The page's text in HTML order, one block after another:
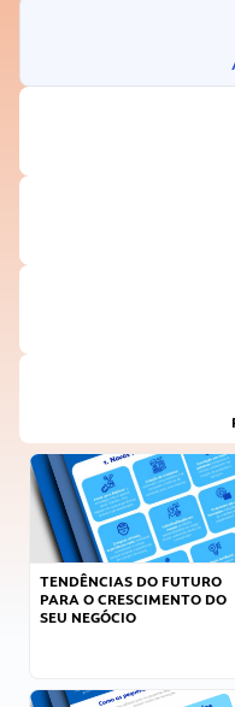
TENDÊNCIAS DO FUTURO
PARA O CRESCIMENTO DO
SEU NEGÓCIO